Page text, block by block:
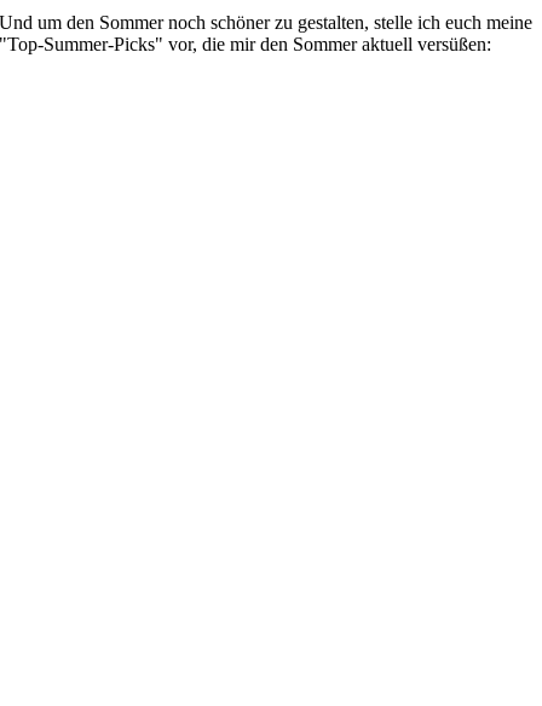
Und um den Sommer noch schöner zu gestalten,stelle ich euch meine
"Top-Summer-Picks" vor, die mir den Sommeraktuellversüßen: